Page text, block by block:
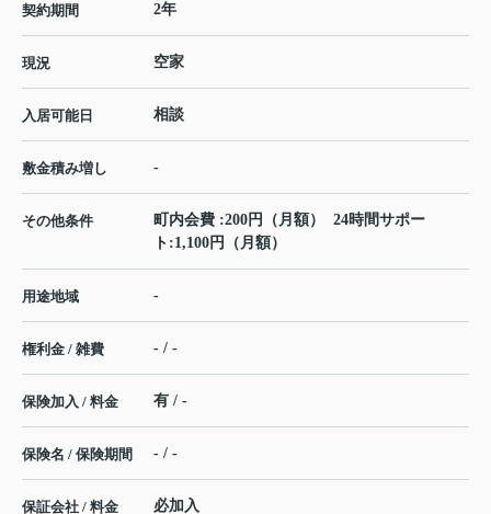
契約期間 2年
現況 空家
入居可能日 相談
敷金積み増し -
その他条件
町内会費 :200円（月額） 24時間サポー
ト:1,100円（月額）
用途地域 -
権利金 / 雑費 - / -
保険加入 / 料金 有 / -
保険名 / 保険期間 - / -
保証会社 / 料金
必加入